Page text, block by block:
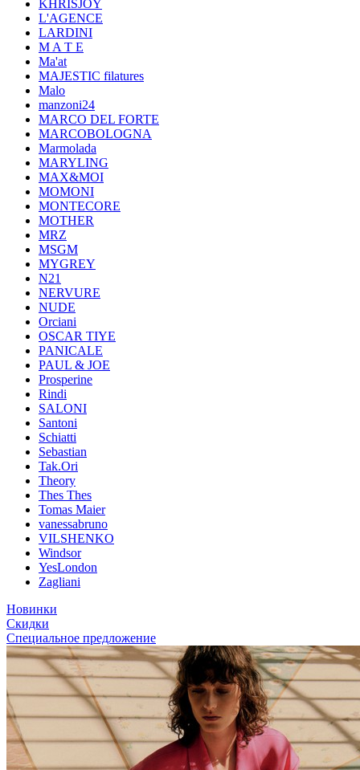
KHRISJOY
L'AGENCE
LARDINI
M A T E
Ma'at
MAJESTIC filatures
Malo
manzoni24
MARCO DEL FORTE
MARCOBOLOGNA
Marmolada
MARYLING
MAX&MOI
MOMONI
MONTECORE
MOTHER
MRZ
MSGM
MYGREY
N21
NERVURE
NUDE
Orciani
OSCAR TIYE
PANICALE
PAUL & JOE
Prosperine
Rindi
SALONI
Santoni
Schiatti
Sebastian
Tak.Ori
Theory
Thes Thes
Tomas Maier
vanessabruno
VILSHENKO
Windsor
YesLondon
Zagliani
Новинки
Скидки
Специальное предложение